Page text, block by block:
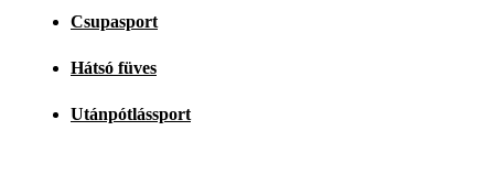
Csupasport
Hátsó füves
Utánpótlássport